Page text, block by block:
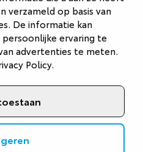
verzameld op basis van
De informatie kan
ervaring te
advertenties te meten.
Policy.